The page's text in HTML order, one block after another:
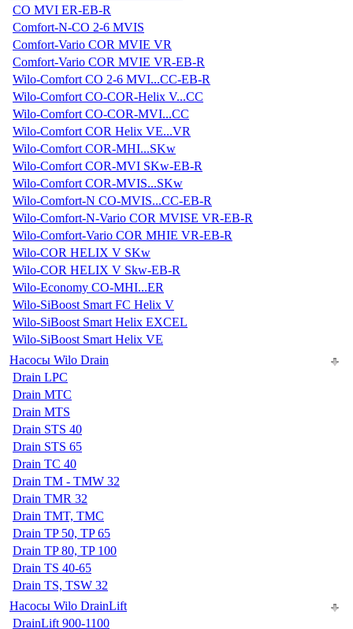
CO MVI ER-EB-R
Comfort-N-CO 2-6 MVIS
Comfort-Vario COR MVIE VR
Comfort-Vario COR MVIE VR-EB-R
Wilo-Comfort CO 2-6 MVI...CC-EB-R
Wilo-Comfort CO-COR-Helix V...CC
Wilo-Comfort CO-COR-MVI...CC
Wilo-Comfort COR Helix VE...VR
Wilo-Comfort COR-MHI...SKw
Wilo-Comfort COR-MVI SKw-EB-R
Wilo-Comfort COR-MVIS...SKw
Wilo-Comfort-N CO-MVIS...CC-EB-R
Wilo-Comfort-N-Vario COR MVISE VR-EB-R
Wilo-Comfort-Vario COR MHIE VR-EB-R
Wilo-COR HELIX V SKw
Wilo-COR HELIX V Skw-EB-R
Wilo-Economy CO-MHI...ER
Wilo-SiBoost Smart FC Helix V
Wilo-SiBoost Smart Helix EXCEL
Wilo-SiBoost Smart Helix VE
Насосы Wilo Drain
Drain LPC
Drain MTC
Drain MTS
Drain STS 40
Drain STS 65
Drain TC 40
Drain TM - TMW 32
Drain TMR 32
Drain TMT, TMC
Drain TP 50, TP 65
Drain TP 80, TP 100
Drain TS 40-65
Drain TS, TSW 32
Насосы Wilo DrainLift
DrainLift 900-1100